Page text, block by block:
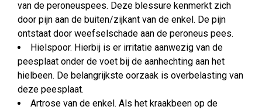
van de peroneuspees. Deze blessure kenmerkt zich
door pijn aan de buiten/zijkant van de enkel. De pijn
ontstaat door weefselschade aan de peroneus pees.
Hielspoor. Hierbij is er irritatie aanwezig van de
peesplaat onder de voet bij de aanhechting aan het
hielbeen. De belangrijkste oorzaak is overbelasting van
deze peesplaat.
Artrose van de enkel. Als het kraakbeen op de